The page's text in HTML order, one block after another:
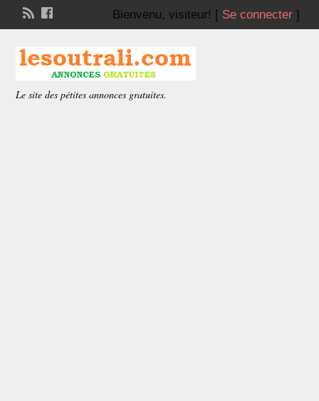
Bienvenu, visiteur! [ Se connecter]
Le site des pétites annonces gratuites.